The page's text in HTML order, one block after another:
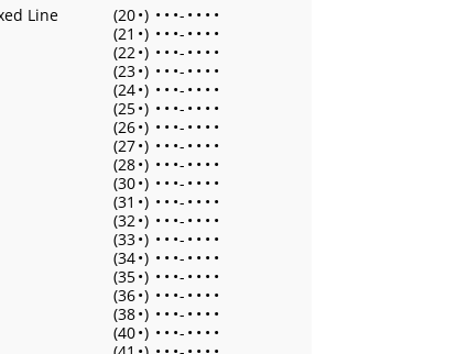
Line
(20•) • • •- • • • •
(21 •) • • •- • • • •
(22•) • • •- • • • •
(23•) • • •- • • • •
(24•) • • •- • • • •
(25•) • • •- • • • •
(26•) • • •- • • • •
(27•) • • •- • • • •
(28•) • • •- • • • •
(30•) • • •- • • • •
(31 •) • • •- • • • •
(32•) • • •- • • • •
(33•) • • •- • • • •
(34•) • • •- • • • •
(35•) • • •- • • • •
(36•) • • •- • • • •
(38•) • • •- • • • •
(40•) • • •- • • • •